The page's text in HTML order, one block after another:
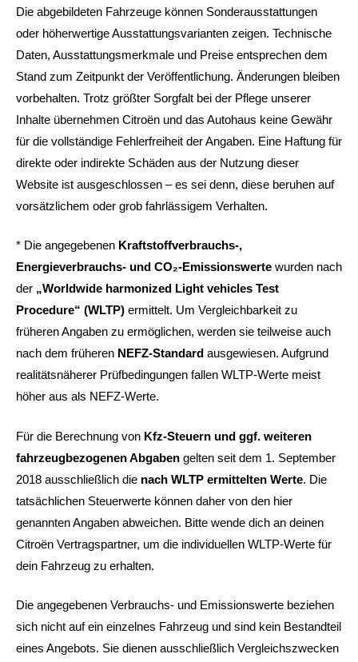
Die abgebildeten Fahrzeuge können Sonderausstattungen
oder höherwertige Ausstattungsvarianten zeigen. Technische
Daten, Ausstattungsmerkmale und Preise entsprechen dem
Stand zum Zeitpunkt der Veröffentlichung. Änderungen bleiben
vorbehalten. Trotz größter Sorgfalt bei der Pflege unserer
Inhalte übernehmen Citroën und das Autohaus keine Gewähr
für die vollständige Fehlerfreiheit der Angaben. Eine Haftung für
direkte oder indirekte Schäden aus der Nutzung dieser
Website ist ausgeschlossen – es sei denn, diese beruhen auf
vorsätzlichem oder grob fahrlässigem Verhalten.
* Die angegebenen Kraftstoffverbrauchs-,
Energieverbrauchs- und CO₂-Emissionswerte wurden nach
der „Worldwide harmonized Light vehicles Test
Procedure“ (WLTP) ermittelt. Um Vergleichbarkeit zu
früheren Angaben zu ermöglichen, werden sie teilweise auch
nach dem früheren NEFZ-Standard ausgewiesen. Aufgrund
realitätsnäherer Prüfbedingungen fallen WLTP-Werte meist
höher aus als NEFZ-Werte.
Für die Berechnung von Kfz-Steuern und ggf. weiteren
fahrzeugbezogenen Abgaben gelten seit dem 1. September
2018 ausschließlich die nach WLTP ermittelten Werte. Die
tatsächlichen Steuerwerte können daher von den hier
genannten Angaben abweichen. Bitte wende dich an deinen
Citroën Vertragspartner, um die individuellen WLTP-Werte für
dein Fahrzeug zu erhalten.
Die angegebenen Verbrauchs- und Emissionswerte beziehen
sich nicht auf ein einzelnes Fahrzeug und sind kein Bestandteil
eines Angebots. Sie dienen ausschließlich Vergleichszwecken